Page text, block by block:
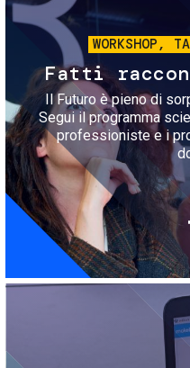
WORKSHOP,
Fatti
Il Futuro è pieno di
Segui il programma
professioniste e i